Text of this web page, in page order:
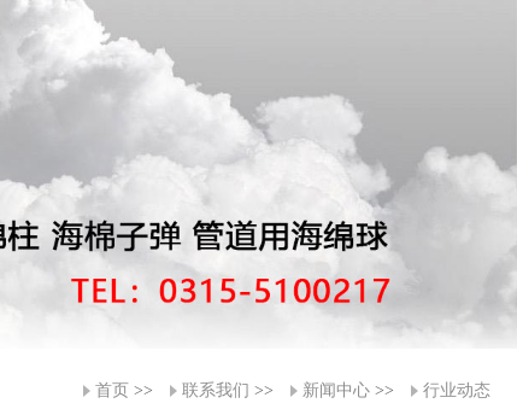
首页 >> 联系我们 >> 新闻中心 >> 行业动态